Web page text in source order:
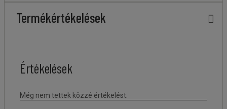
Termékértékelések